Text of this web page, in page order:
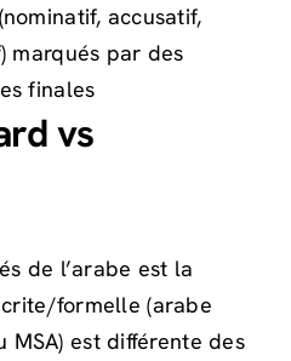
accusatif,
marqués par des
finales
vs
de l’arabe est la
formelle (arabe
MSA) est différente des